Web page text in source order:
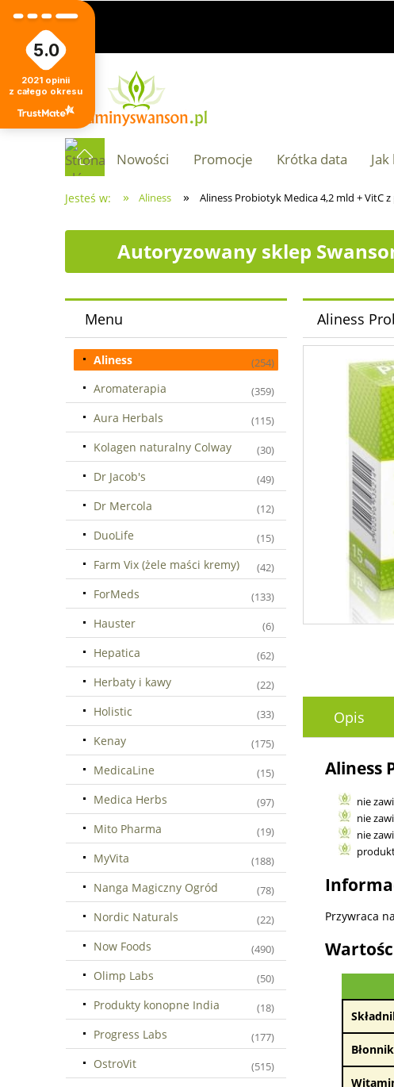
Nowości Promocje Krótka data
Jesteś w: » Aliness » Aliness Probiotyk Medica 4,2 mld + VitC
Autoryzowany sklep
Menu
Aliness (254)
Aromaterapia (359)
Aura Herbals (115)
Kolagen naturalny Colway (30)
Dr Jacob's (49)
Dr Mercola (12)
DuoLife (15)
Farm Vix (żele maści kremy) (42)
ForMeds (133)
Hauster (6)
Hepatica (62)
Herbaty i kawy (22)
Holistic (33)
Kenay (175)
MedicaLine (15)
Medica Herbs (97)
Mito Pharma (19)
MyVita (188)
Nanga Magiczny Ogród (78)
Nordic Naturals (22)
Now Foods (490)
Olimp Labs (50)
Produkty konopne India (18)
Progress Labs (177)
OstroVit (515)
Aliness
Opis
Aliness
nie
nie
nie
Przywraca
5.0
2021 opinii
z całego okresu